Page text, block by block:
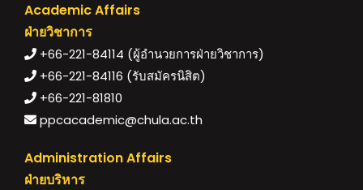
Academic Affairs
ฝ่ายวิชาการ
+66-221-84114 (ผู้อำนวยการฝ่ายวิชาการ)
+66-221-84116 (รับสมัครนิสิต)
+66-221-81810
ppcacademic@chula.ac.th
Administration Affairs
ฝ่ายบริหาร